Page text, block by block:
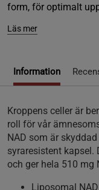
form, för optimalt
Läs mer
Information
Kroppens celler är
roll för vår
NAD som är
syraresistent kapsel.
och ger hela 510 mg
Liposomal NAD